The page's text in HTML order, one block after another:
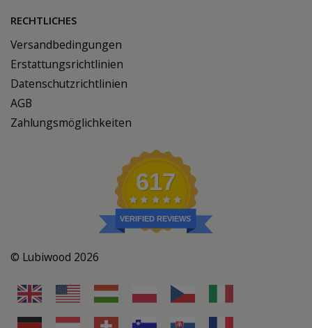
RECHTLICHES
Versandbedingungen
Erstattungsrichtlinien
Datenschutzrichtlinien
AGB
Zahlungsmöglichkeiten
617
VERIFIED REVIEWS
© Lubiwood 2026